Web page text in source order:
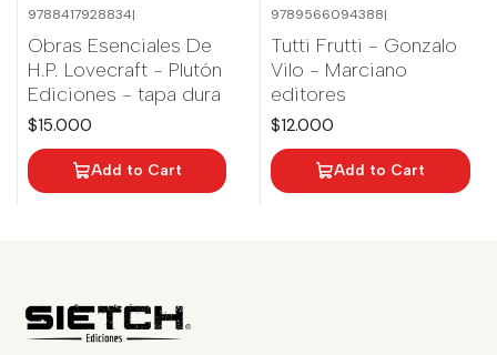
9788417928834|
Obras Esenciales De
H.P. Lovecraft - Plutón
Ediciones - tapa dura
$15.000
Add to Cart
9789566094388|
Tutti Frutti - Gonzalo
Vilo - Marciano
editores
$12.000
Add to Cart